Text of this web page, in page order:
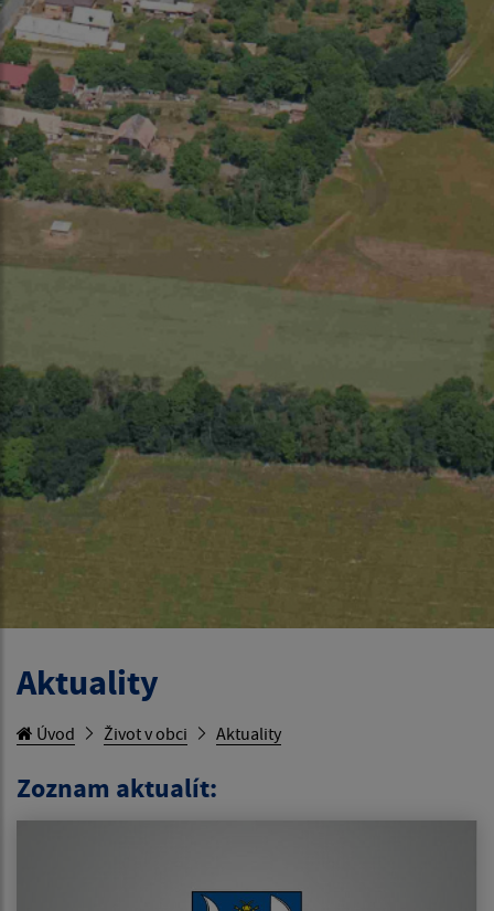
Aktuality
Úvod Život v obci Aktuality
Zoznam aktualít: